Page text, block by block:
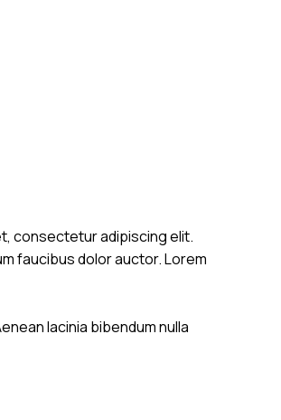
consectetur adipiscing elit.
faucibus dolor auctor. Lorem
lacinia bibendum nulla